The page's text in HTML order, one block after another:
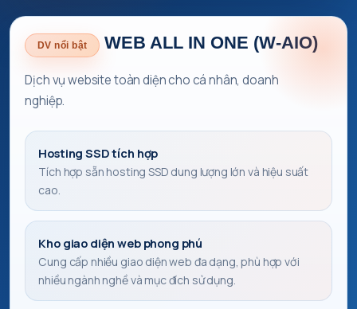
DV nổi bật WEB ALL IN ONE (W-AIO)
Dịch vụ website toàn diện cho cá nhân, doanh
nghiệp.
Hosting SSD tích hợp
Tích hợp sẵn hosting SSD dung lượng lớn và hiệu suất
cao.
Kho giao diện web phong phú
Cung cấp nhiều giao diện web đa dạng, phù hợp với
nhiều ngành nghề và mục đích sử dụng.